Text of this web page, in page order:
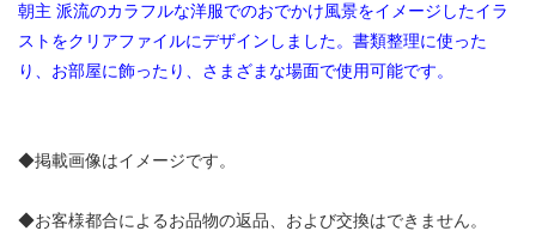
朝主 派流のカラフルな洋服でのおでかけ風景をイメージしたイラ
ストをクリアファイルにデザインしました。書類整理に使った
り、お部屋に飾ったり、さまざまな場面で使用可能です。
◆掲載画像はイメージです。
◆お客様都合によるお品物の返品、および交換はできません。